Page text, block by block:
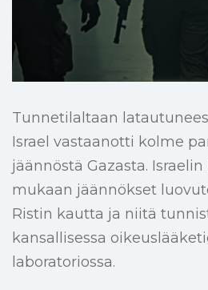
Tunnetilaltaan
Israel vastaanotti kolme
jäännöstä Gazasta.
mukaan jäännökset
Ristin kautta ja niitä
kansallisessa
laboratoriossa.